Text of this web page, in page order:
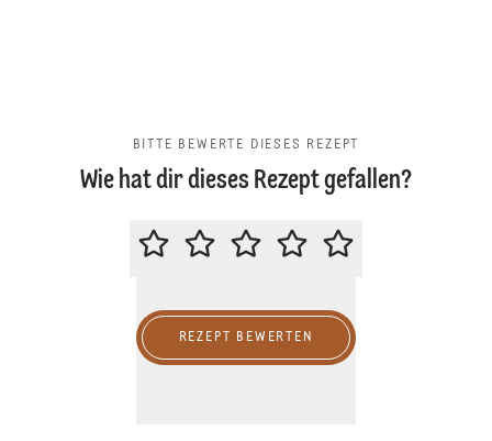
BITTE BEWERTE DIESES REZEPT
Wie hat dir dieses Rezept gefallen?
BITTE BEWERTE DIESES REZEPT
REZEPT BEWERTEN